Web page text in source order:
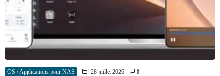
OS / Applications pour NAS 28 juillet 2026 8